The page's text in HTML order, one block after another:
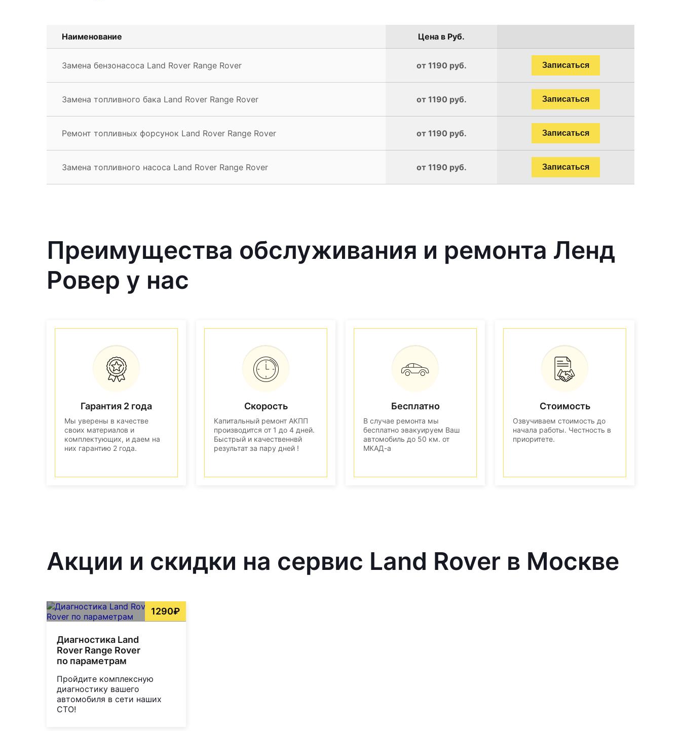
Наименование Цена в Руб.
Замена бензонасоса Land Rover Range Rover от 1190 руб. Записаться
Замена топливного бака Land Rover Range Rover от 1190 руб. Записаться
Ремонт топливных форсунок Land Rover Range Rover от 1190 руб. Записаться
Замена топливного насоса Land Rover Range Rover от 1190 руб. Записаться
Преимущества обслуживания и ремонта Ленд
Ровер у нас
Гарантия 2 года
Мы уверены в качестве
своих материалов и
комплектующих, и даем на
них гарантию 2 года.
Скорость
Капитальный ремонт АКПП
производится от 1 до 4 дней.
Быстрый и качественнвй
результат за пару дней !
Бесплатно
В случае ремонта мы
бесплатно эвакуируем Ваш
автомобиль до 50 км. от
МКАД-а
Стоимость
Озвучиваем стоимость до
начала работы. Честность в
приоритете.
Акции и скидки на сервис Land Rover в Москве
1290₽
Диагностика Land
Rover Range Rover
по параметрам
Пройдите комплексную
диагностику вашего
автомобиля в сети наших
СТО!